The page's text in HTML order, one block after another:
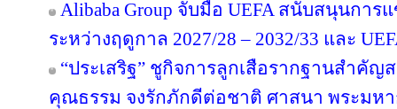
Alibaba Group จับมือ UEFA สนับสนุนกา
ระหว่างฤดูกาล 2027/28 – 2032/33 และ
“ประเสริฐ” ชูกิจการลูกเสือรากฐานสำคัญ
คุณธรรม จงรักภักดีต่อชาติ ศาสนา พระมห